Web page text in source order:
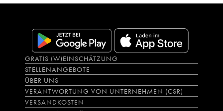
GRATIS (W)EINSCHÄTZUNG
STELLENANGEBOTE
ÜBER UNS
VERANTWORTUNG VON UNTERNEHMEN (CSR)
VERSANDKOSTEN